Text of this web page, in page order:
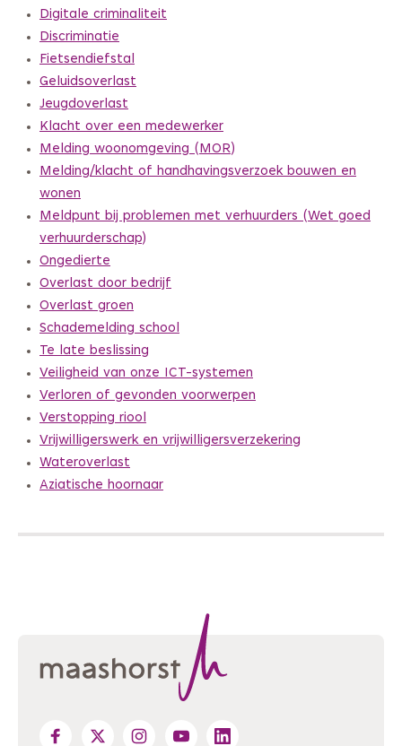
Digitale criminaliteit
Discriminatie
Fietsendiefstal
Geluidsoverlast
Jeugdoverlast
Klacht over een medewerker
Melding woonomgeving (MOR)
Melding/klacht of handhavingsverzoek bouwen en
wonen
Meldpunt bij problemen met verhuurders (Wet goed
verhuurderschap)
Ongedierte
Overlast door bedrijf
Overlast groen
Schademelding school
Te late beslissing
Veiligheid van onze ICT-systemen
Verloren of gevonden voorwerpen
Verstopping riool
Vrijwilligerswerk en vrijwilligersverzekering
Wateroverlast
Aziatische hoornaar